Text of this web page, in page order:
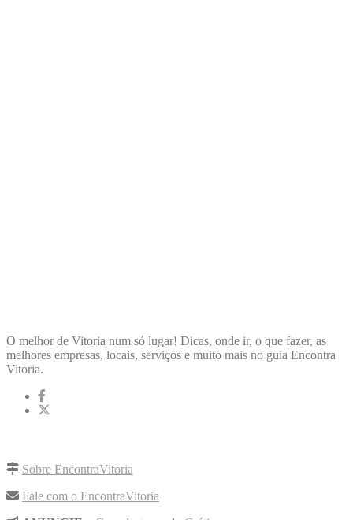
O melhor de Vitoria num só lugar! Dicas, onde ir, o que fazer, as
melhores empresas, locais, serviços e muito mais no guia Encontra
Vitoria.
Sobre EncontraVitoria
Fale com o EncontraVitoria